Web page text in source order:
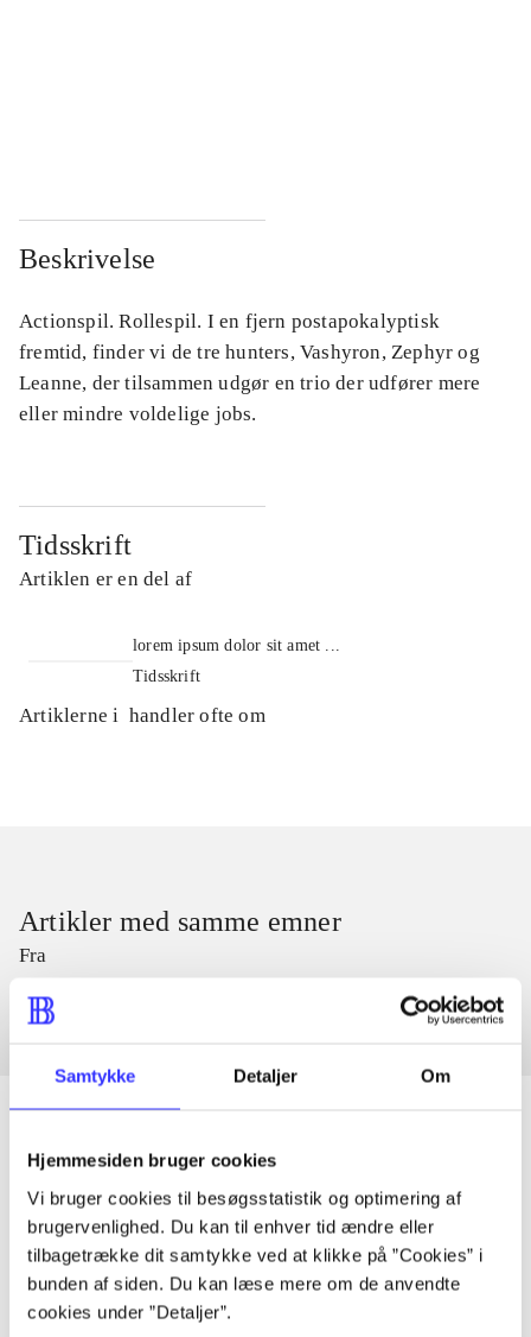
Samtykke Detaljer Om
Hjemmesiden bruger cookies
Vi bruger cookies til besøgsstatistik og optimering af
brugervenlighed. Du kan til enhver tid ændre eller
tilbagetrække dit samtykke ved at klikke på ”Cookies” i
bunden af siden. Du kan læse mere om de anvendte
cookies under ”Detaljer”.
Beskrivelse
Actionspil. Rollespil. I en fjern postapokalyptisk
fremtid, finder vi de tre hunters, Vashyron, Zephyr og
Leanne, der tilsammen udgør en trio der udfører mere
eller mindre voldelige jobs.
Tidsskrift
Artiklen er en del af
lorem ipsum dolor sit amet ...
Tidsskrift
Artiklerne i handler ofte om
Artikler med samme emner
Fra
Artikler
Alle registrerede artikler fordelt på udgivelser
...